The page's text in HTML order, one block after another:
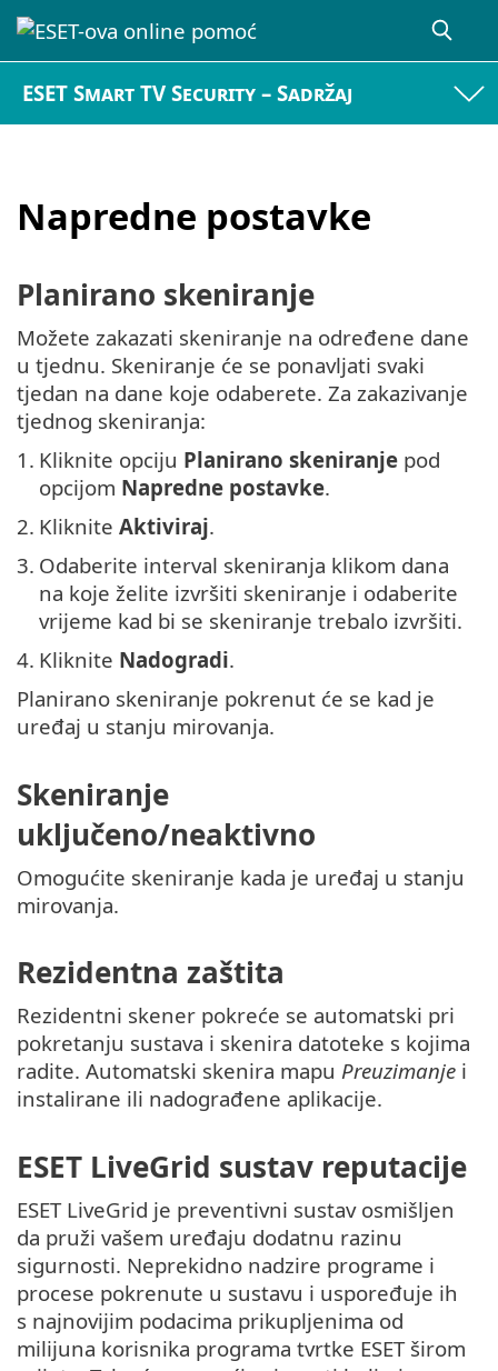
ESET Smart TV Security – Sadržaj
Napredne postavke
Planirano skeniranje
Možete zakazati skeniranje na određene dane
u tjednu. Skeniranje će se ponavljati svaki
tjedan na dane koje odaberete. Za zakazivanje
tjednog skeniranja:
1. Kliknite opciju Planirano skeniranje pod
opcijom Napredne postavke.
2. Kliknite Aktiviraj.
3. Odaberite interval skeniranja klikom dana
na koje želite izvršiti skeniranje i odaberite
vrijeme kad bi se skeniranje trebalo izvršiti.
4. Kliknite Nadogradi.
Planirano skeniranje pokrenut će se kad je
uređaj u stanju mirovanja.
Skeniranje
uključeno/neaktivno
Omogućite skeniranje kada je uređaj u stanju
mirovanja.
Rezidentna zaštita
Rezidentni skener pokreće se automatski pri
pokretanju sustava i skenira datoteke s kojima
radite. Automatski skenira mapu Preuzimanje i
instalirane ili nadograđene aplikacije.
ESET LiveGrid sustav reputacije
ESET LiveGrid je preventivni sustav osmišljen
da pruži vašem uređaju dodatnu razinu
sigurnosti. Neprekidno nadzire programe i
procese pokrenute u sustavu i uspoređuje ih
s najnovijim podacima prikupljenima od
milijuna korisnika programa tvrtke ESET širom